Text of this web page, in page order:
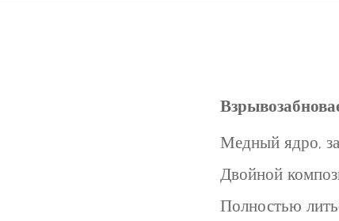
Медный ядро,
Двойной
Полностью